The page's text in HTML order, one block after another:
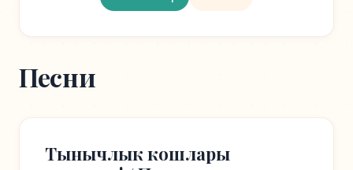
Песни
Тынычлык кошлары